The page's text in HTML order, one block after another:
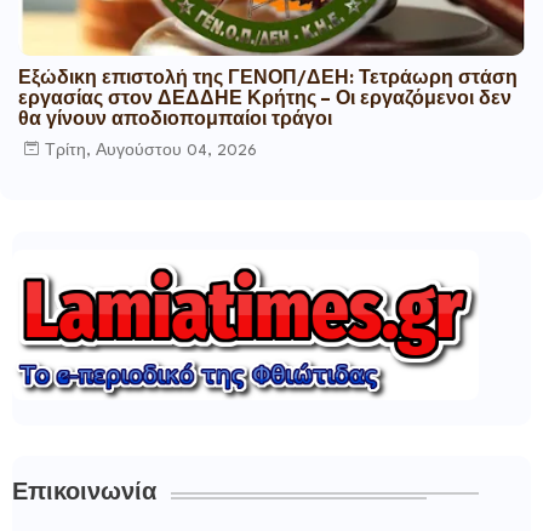
Εξώδικη επιστολή της ΓΕΝΟΠ/ΔΕΗ: Τετράωρη στάση
εργασίας στον ΔΕΔΔΗΕ Κρήτης – Οι εργαζόμενοι δεν
θα γίνουν αποδιοπομπαίοι τράγοι
Τρίτη, Αυγούστου 04, 2026
Επικοινωνία